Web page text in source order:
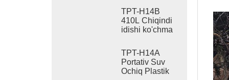
TPT-H14B
410L Chiqindi
idishi ko'chma
hojatxona
po'latdan
yasalgan
ko'chma
TPT-H14A
Portativ Suv
Ochiq Plastik